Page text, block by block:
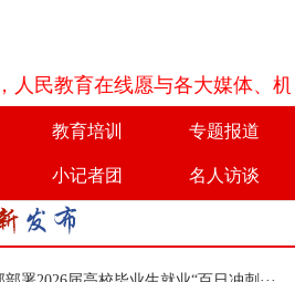
教育在线愿与各大媒体、机构
教育培训 专题报道
小记者团 名人访谈